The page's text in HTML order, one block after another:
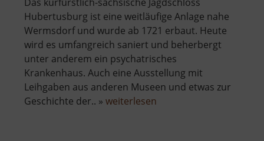
Hubertusburg ist eine weitläufige Anlage nahe
Wermsdorf und wurde ab 1721 erbaut. Heute
wird es umfangreich saniert und beherbergt
unter anderem ein psychatrisches
Krankenhaus. Auch eine Ausstellung mit
Leihgaben aus anderen Museen und etwas zur
Geschichte der.. » weiterlesen